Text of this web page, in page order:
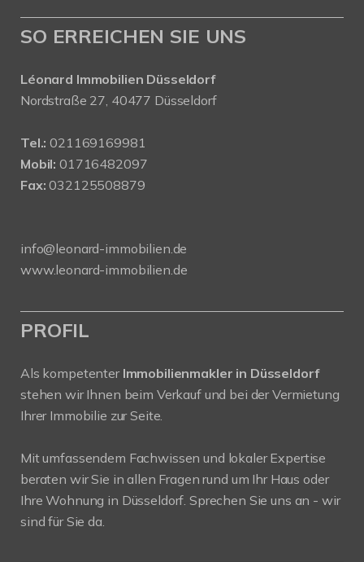
SO ERREICHEN SIE UNS
Léonard Immobilien Düsseldorf
Nordstraße 27, 40477 Düsseldorf
Tel.: 021169169981
Mobil: 01716482097
Fax: 032125508879
info@leonard-immobilien.de
www.leonard-immobilien.de
PROFIL
Als kompetenter Immobilienmakler in Düsseldorf
stehen wir Ihnen beim Verkauf und bei der Vermietung
Ihrer Immobilie zur Seite.
Mit umfassendem Fachwissen und lokaler Expertise
beraten wir Sie in allen Fragen rund um Ihr Haus oder
Ihre Wohnung in Düsseldorf. Sprechen Sie uns an - wir
sind für Sie da.